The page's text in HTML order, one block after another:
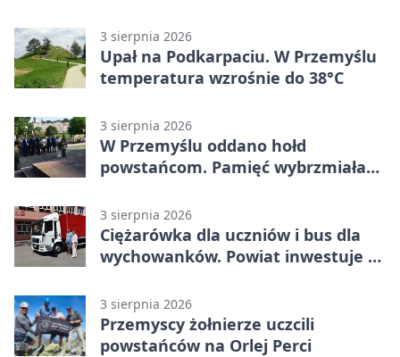
3 sierpnia 2026
Upał na Podkarpaciu. W Przemyślu
temperatura wzrośnie do 38°C
3 sierpnia 2026
W Przemyślu oddano hołd
powstańcom. Pamięć wybrzmiała
3 sierpnia 2026
Ciężarówka dla uczniów i bus dla
wychowanków. Powiat inwestuje w
3 sierpnia 2026
Przemyscy żołnierze uczcili
powstańców na Orlej Perci